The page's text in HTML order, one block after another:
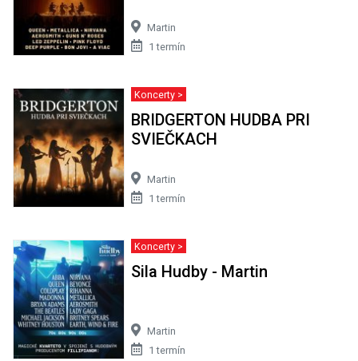
Martin
1 termín
Koncerty >
BRIDGERTON HUDBA PRI
SVIEČKACH
Martin
1 termín
Koncerty >
Sila Hudby - Martin
Martin
1 termín